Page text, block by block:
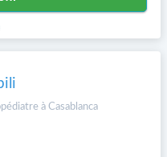
à Casablanca